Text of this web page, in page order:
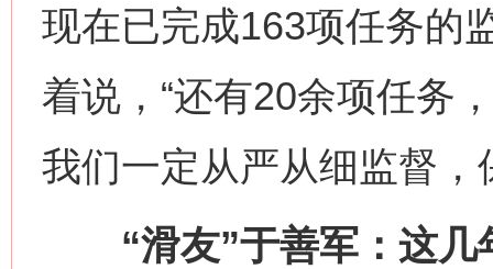
现在已完成163项任务的
着说，“还有20余项任务
我们一定从严从细监督，
“滑友”于善军：这几